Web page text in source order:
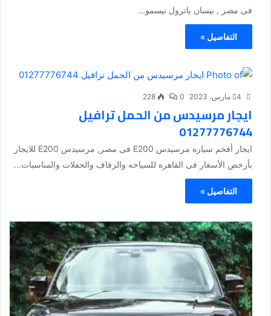
فى مصر , نيسان باترول نيسمو...
التفاصيل »
4 مارس، 2023 0
228
ايجار مرسيدس من الحمل ترافيل
01277776744
ايجار أفخم سياره مرسيدس E200 فى مصر, مرسيدس E200 للايجار
بأرخص الأسعار فى القاهره للسياحه والزفاف والحفلات والمناسبات...
التفاصيل »